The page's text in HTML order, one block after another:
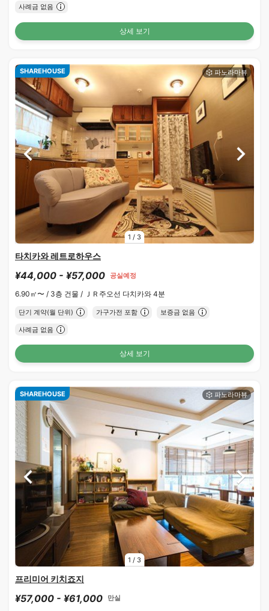
사례금 없음
상세 보기
1 / 3
SHAREHOUSE
타치카와 레트로하우스
¥44,000 - ¥57,000 공실예정
6.90㎡〜 / 3층 건물 / ＪＲ주오선 다치카와 4분
단기 계약(월 단위) 가구가전 포함 보증금 없음
사례금 없음
상세 보기
1 / 3
SHAREHOUSE
프리미어 키치죠지
¥57,000 - ¥61,000 만실